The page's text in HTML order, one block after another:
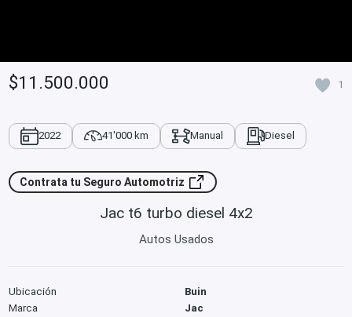
$11.500.000 1
2022 41'000 km Manual Diesel
Contrata tu Seguro Automotriz
Jac t6 turbo diesel 4x2
Autos Usados
Ubicación
Buin
Marca
Jac